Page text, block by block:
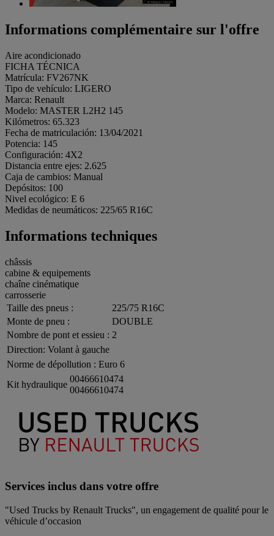
Informations complémentaire sur l'offre
Aire acondicionado
FICHA TÉCNICA
Matrícula: FV267NK
Tipo de vehículo: LIGERO
Marca: Renault
Modelo: MASTER L2H2 145
Kilómetros: 65.323
Fecha de matriculación: 13/04/2021
Potencia: 145
Configuración: 4X2
Distancia entre ejes: 2.625
Caja de cambios: Manual
Depósitos: 100
Nivel ecológico: E 6
Medidas de neumáticos: 225/65 R16C
Informations techniques
châssis
cabine & equipements
chaîne cinématique
carrosserie
Taille des pneus :
225/75 R16C
Monte de pneu :
DOUBLE
Nombre de pont et essieu : 2
Direction: Volant à gauche
Norme de dépollution : Euro 6
Kit hydraulique
00466610474
00466610474
Services inclus dans votre offre
"Used Trucks by Renault Trucks", un engagement de qualité pour le
véhicule d’occasion